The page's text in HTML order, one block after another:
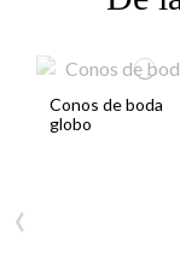
Conos de boda
globo
‹